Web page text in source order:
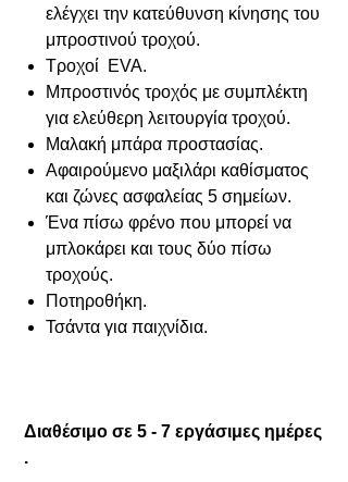
ελέγχει την κατεύθυνση κίνησης του
μπροστινού τροχού.
Τροχοί EVA.
Μπροστινός τροχός με συμπλέκτη
για ελεύθερη λειτουργία τροχού.
Μαλακή μπάρα προστασίας.
Αφαιρούμενο μαξιλάρι καθίσματος
και ζώνες ασφαλείας 5 σημείων.
Ένα πίσω φρένο που μπορεί να
μπλοκάρει και τους δύο πίσω
τροχούς.
Ποτηροθήκη.
Τσάντα για παιχνίδια.
Διαθέσιμο σε 5 - 7 εργάσιμες ημέρες
.